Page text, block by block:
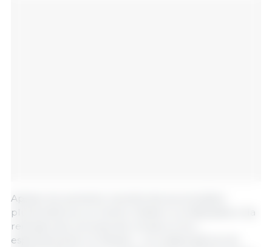
Apesar do aumento recente dos acumulados
pluviométricos no Centro-Oeste e no Matopiba e da
redução dos volumes de chuvas no Sul –
especialmente no Paraná –, os colaboradores do